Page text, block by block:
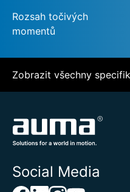
Rozsah točivých
momentů
Zobrazit všechny
Social Media